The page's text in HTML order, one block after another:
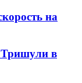
на
Тришули в